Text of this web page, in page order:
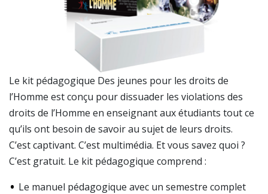
Le kit pédagogique Des jeunes pour les droits de
l’Homme est conçu pour dissuader les violations des
droits de l’Homme en enseignant aux étudiants tout ce
qu’ils ont besoin de savoir au sujet de leurs droits.
C’est captivant. C’est multimédia. Et vous savez quoi ?
C’est gratuit. Le kit pédagogique comprend :
Le manuel pédagogique avec un semestre complet